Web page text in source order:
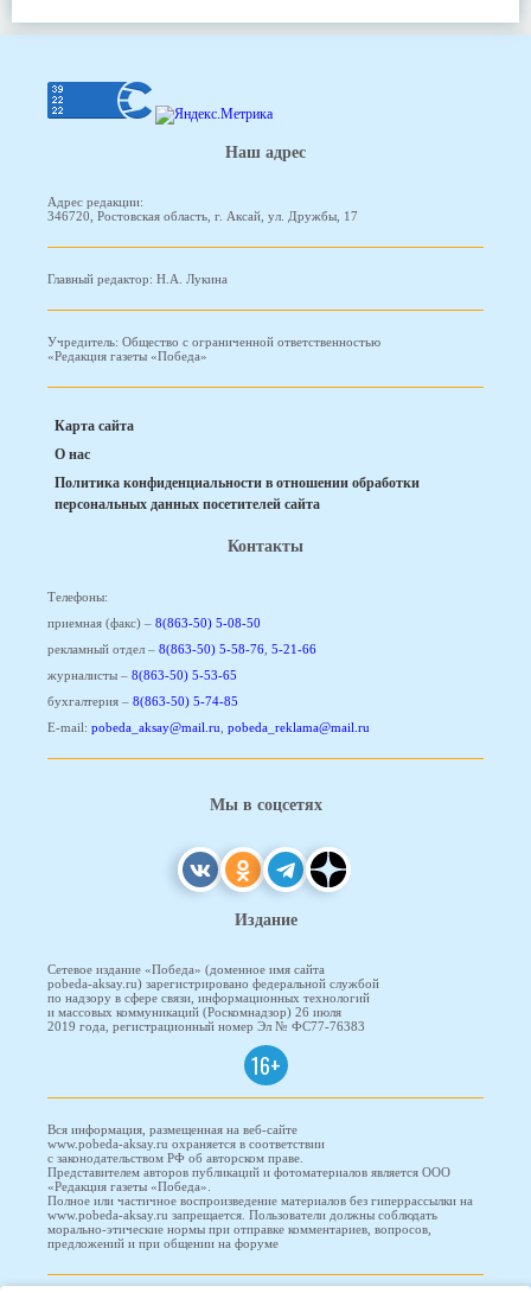
Наш адрес
Адрес редакции:
346720, Ростовская область, г. Аксай, ул. Дружбы, 17
Главный редактор: Н.А. Лукина
Учредитель: Общество с ограниченной ответственностью
«Редакция газеты «Победа»
Карта сайта
О нас
Политика конфиденциальности в отношении обработки
персональных данных посетителей сайта
Контакты
Телефоны:
приемная (факс) – 8(863-50) 5-08-50
рекламный отдел – 8(863-50) 5-58-76 5-21-66
журналисты – 8(863-50) 5-53-65
бухгалтерия – 8(863-50) 5-74-85
E-mail: pobeda_aksay@mail.ru pobeda_reklama@mail.ru
Мы в соцсетях
Издание
Сетевое издание «Победа» (доменное имя сайта
pobeda-aksay.ru) зарегистрировано федеральной службой
по надзору в сфере связи, информационных технологий
и массовых коммуникаций (Роскомнадзор) 26 июля
2019 года, регистрационный номер Эл № ФС77-76383
16+
Вся информация, размещенная на веб-сайте
www.pobeda-aksay.ru охраняется в соответствии
с законодательством РФ об авторском праве.
Представителем авторов публикаций и фотоматериалов является ООО
«Редакция газеты «Победа».
Полное или частичное воспроизведение материалов без гиперрассылки на
www.pobeda-aksay.ru запрещается. Пользователи должны соблюдать
морально-этические нормы при отправке комментариев, вопросов,
предложений и при общении на форуме